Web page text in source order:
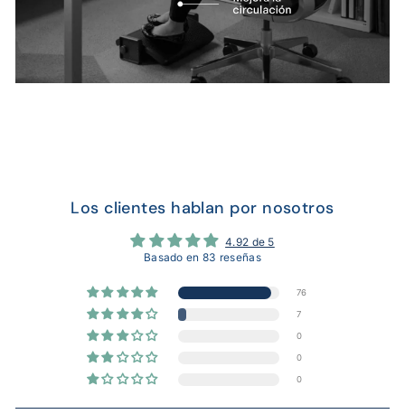
Los clientes hablan por nosotros
4.92 de 5
Basado en 83 reseñas
76
7
0
0
0